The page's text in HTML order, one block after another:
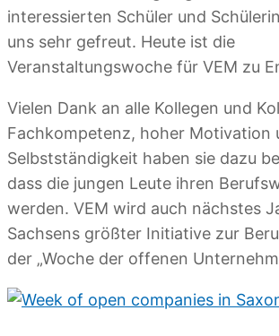
interessierten Schüler und
uns sehr gefreut. Heute ist die
Veranstaltungswoche für VEM zu
Vielen Dank an alle Kollegen und
Fachkompetenz, hoher Motivation
Selbstständigkeit haben sie dazu
dass die jungen Leute ihren
werden. VEM wird auch nächstes
Sachsens größter Initiative zur
der „Woche der offenen